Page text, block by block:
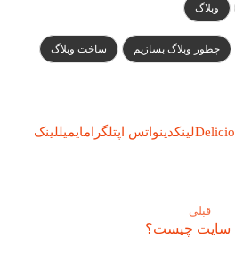
وبلاگ
چطور وبلاگ بسازیم ساخت وبلاگ
لینکدینواتس اپتلگرامایمیللینک
قبلی
سایت چیست؟